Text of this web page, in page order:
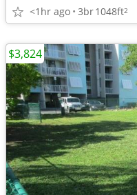
<1hr ago 3br1048ft2
$3,824